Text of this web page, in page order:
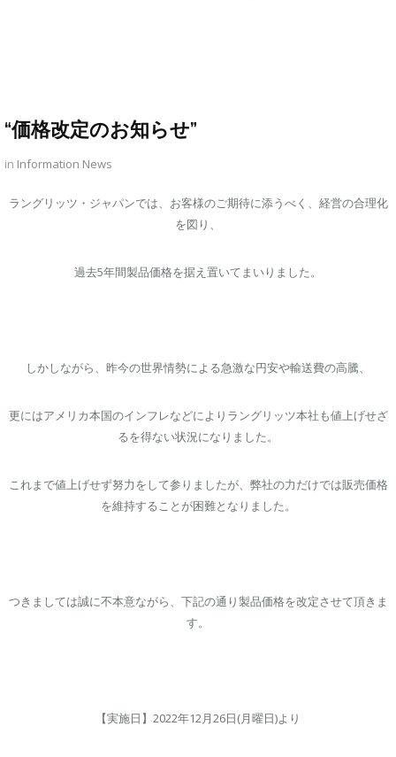
“価格改定のお知らせ”
in Information News
ラングリッツ・ジャパンでは、お客様のご期待に添うべく、経営の合理化
を図り、
過去5年間製品価格を据え置いてまいりました。
しかしながら、昨今の世界情勢による急激な円安や輸送費の高騰、
更にはアメリカ本国のインフレなどによりラングリッツ本社も値上げせざ
るを得ない状況になりました。
これまで値上げせず努力をして参りましたが、弊社の力だけでは販売価格
を維持することが困難となりました。
つきましては誠に不本意ながら、下記の通り製品価格を改定させて頂きま
す。
【実施日】2022年12月26日(月曜日)より